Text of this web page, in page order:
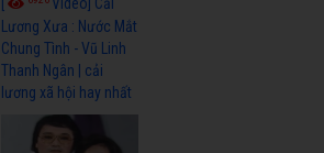
Lương Xưa : Nước Mắt
Chung Tình - Vũ Linh
Thanh Ngân | cải
lương xã hội hay nhất